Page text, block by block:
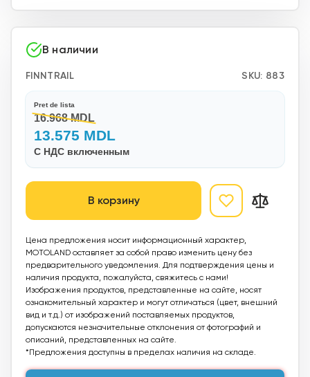
В наличии
FINNTRAIL SKU: 883
Pret de lista
16.968 MDL
13.575 MDL
С НДС включенным
В корзину
Цена предложения носит информационный характер,
MOTOLAND оставляет за собой право изменить цену без
предварительного уведомления. Для подтверждения цены и
наличия продукта, пожалуйста, свяжитесь с нами!
Изображения продуктов, представленные на сайте, носят
ознакомительный характер и могут отличаться (цвет, внешний
вид и т.д.) от изображений поставляемых продуктов,
допускаются незначительные отклонения от фотографий и
описаний, представленных на сайте.
*Предложения доступны в пределах наличия на складе.